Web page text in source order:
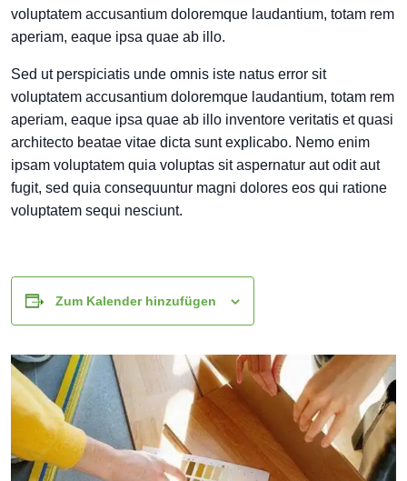
voluptatem accusantium doloremque laudantium, totam rem
aperiam, eaque ipsa quae ab illo.
Sed ut perspiciatis unde omnis iste natus error sit
voluptatem accusantium doloremque laudantium, totam rem
aperiam, eaque ipsa quae ab illo inventore veritatis et quasi
architecto beatae vitae dicta sunt explicabo. Nemo enim
ipsam voluptatem quia voluptas sit aspernatur aut odit aut
fugit, sed quia consequuntur magni dolores eos qui ratione
voluptatem sequi nesciunt.
Zum Kalender hinzufügen